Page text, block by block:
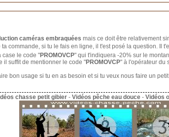
caméras embraquées mais ce doit être relativement
commande, si tu le fais en ligne, il t'est posé la question. Il
case le code "PROMOVCP" qui t'indiquera -20% sur le
il suffit de mentionner le code "PROMOVCP" à l'opérateur du
bon usage si tu en as besoin et si tu veux nous faire un
chasse petit gibier- Vidéos pêche eau douce- Vidéos